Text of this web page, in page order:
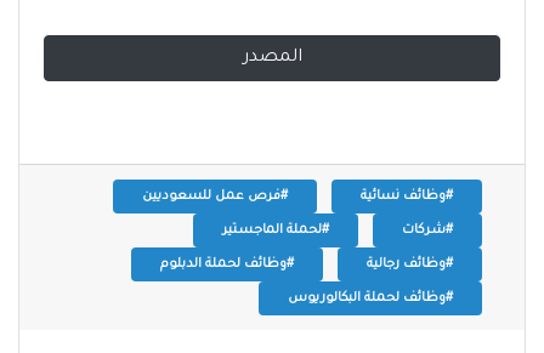
المصدر
#وظائف نسائية #فرص عمل للسعوديين
#شركات #لحملة الماجستير
#وظائف رجالية #وظائف لحملة الدبلوم
#وظائف لحملة البكالوريوس